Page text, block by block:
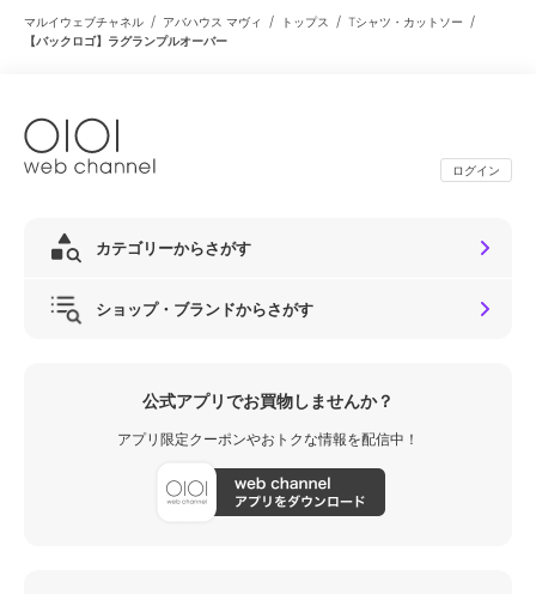
マルイウェブチャネル / アバハウス マヴィ / トップス / Tシャツ・カットソー /
【バックロゴ】ラグランプルオーバー
ログイン
カテゴリーからさがす
ショップ・ブランドからさがす
公式アプリでお買物しませんか？
アプリ限定クーポンやおトクな情報を配信中！